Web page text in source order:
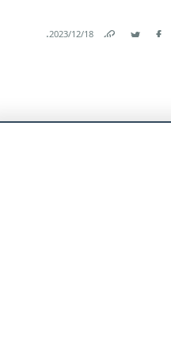
18‏/12‏/2023
.